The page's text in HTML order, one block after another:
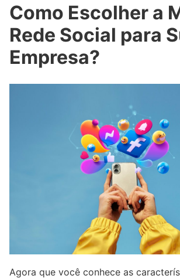
Como Escolher a
Rede Social para
Empresa?
Agora que você conhece as